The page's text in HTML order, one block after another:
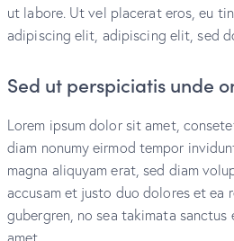
ut labore. Ut vel placerat eros, eu
adipiscing elit, adipiscing elit, sed
Sed ut perspiciatis unde
Lorem ipsum dolor sit amet,
diam nonumy eirmod tempor
magna aliquyam erat, sed diam
accusam et justo duo dolores et ea
gubergren, no sea takimata